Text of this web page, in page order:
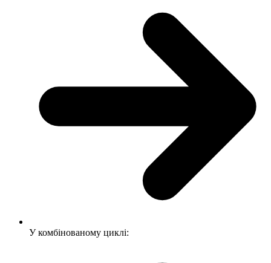
У комбінованому циклі: